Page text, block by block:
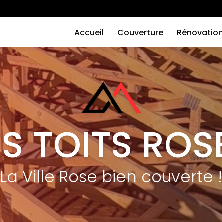
Accueil
Couverture Rénovation
TOITS
La Ville Rose bien couverte !